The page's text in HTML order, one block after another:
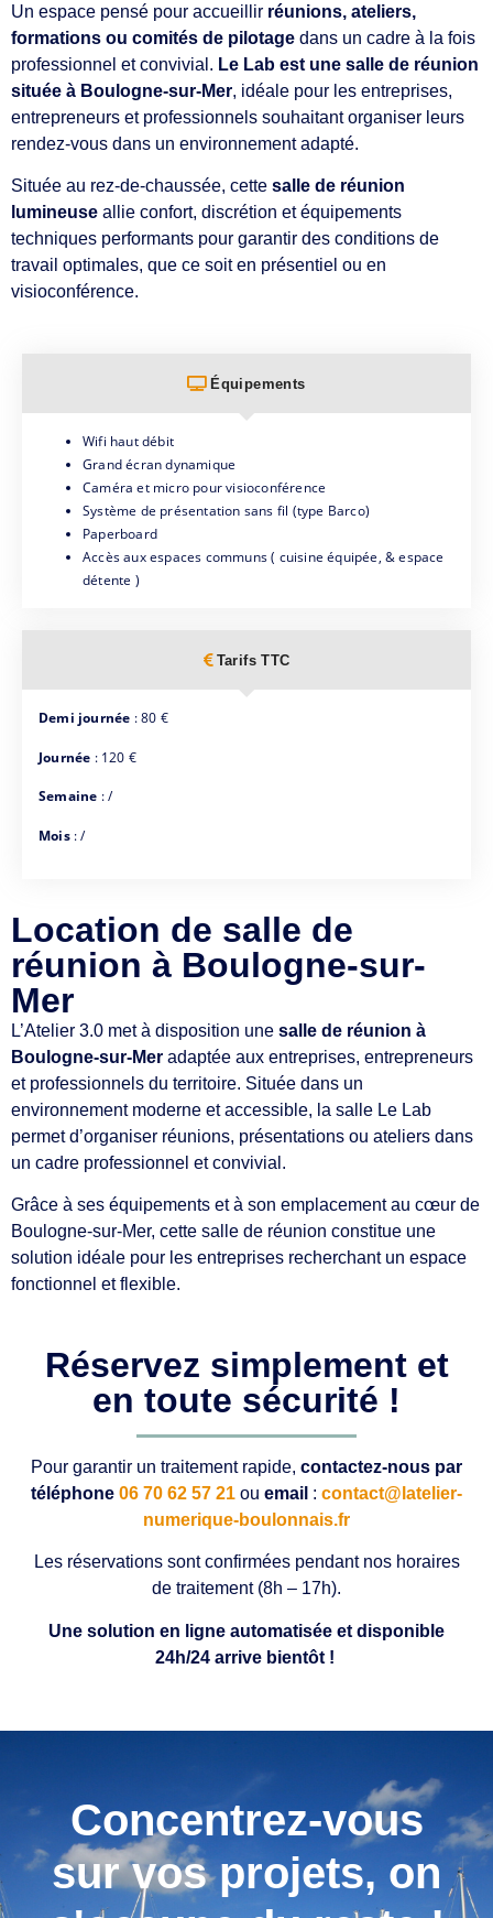
Un espace pensé pour accueillir réunions, ateliers,
formations ou comités de pilotage dans un cadre à la fois
professionnel et convivial. Le Lab est une salle de réunion
située à Boulogne-sur-Mer, idéale pour les entreprises,
entrepreneurs et professionnels souhaitant organiser leurs
rendez-vous dans un environnement adapté.
Située au rez-de-chaussée, cette salle de réunion
lumineuse allie confort, discrétion et équipements
techniques performants pour garantir des conditions de
travail optimales, que ce soit en présentiel ou en
visioconférence.
Équipements
Wifi haut débit
Grand écran dynamique
Caméra et micro pour visioconférence
Système de présentation sans fil (type Barco)
Paperboard
Accès aux espaces communs ( cuisine équipée, & espace
détente )
Tarifs TTC
Demi journée : 80 €
Journée : 120 €
Semaine : /
Mois: /
Location de salle de
réunion à Boulogne-sur-
Mer
L’Atelier 3.0 met à disposition une salle de réunion à
Boulogne-sur-Mer adaptée aux entreprises, entrepreneurs
et professionnels du territoire. Située dans un
environnement moderne et accessible, la salle Le Lab
permet d’organiser réunions, présentations ou ateliers dans
un cadre professionnel et convivial.
Grâce à ses équipements et à son emplacement au cœur de
Boulogne-sur-Mer, cette salle de réunion constitue une
solution idéale pour les entreprises recherchant un espace
fonctionnel et flexible.
Réservez simplement et
en toute sécurité !
Pour garantir un traitement rapide, contactez-nous par
téléphone 06 70 62 57 21 ou email : contact@latelier-
numerique-boulonnais.fr
Les réservations sont confirmées pendant nos horaires
de traitement (8h – 17h).
Une solution en ligne automatisée et disponible
24h/24 arrive bientôt !
Concentrez-vous
sur vos projets, on